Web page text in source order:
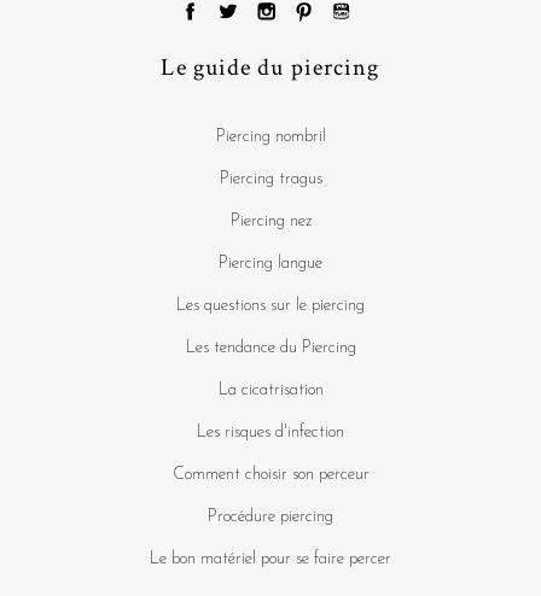
Le guide du piercing
Piercing nombril
Piercing tragus
Piercing nez
Piercing langue
Les questions sur le piercing
Les tendance du Piercing
La cicatrisation
Les risques d'infection
Comment choisir son perceur
Procédure piercing
Le bon matériel pour se faire percer